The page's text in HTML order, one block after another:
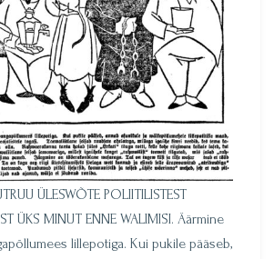
ÜLESWÕTE POLIITILISTEST
ÜKS MINUT ENNE WALIMISI. Äärmine
lillepotiga. Kui pukile pääseb,